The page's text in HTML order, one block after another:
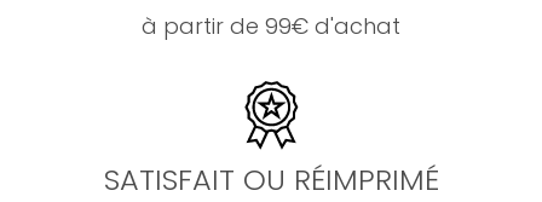
à partir de 99€ d'achat
SATISFAIT OU RÉIMPRIMÉ